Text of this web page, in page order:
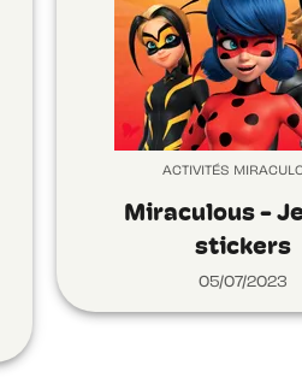
ACTIVITÉS
Miraculous -
stickers
05/07/2023